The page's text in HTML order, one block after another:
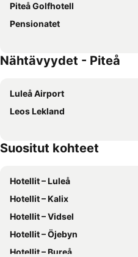
Piteå Golfhotell
Pensionatet
Nähtävyydet - Piteå
Luleå Airport
Leos Lekland
Suositut kohteet
Hotellit – Luleå
Hotellit – Kalix
Hotellit – Vidsel
Hotellit – Öjebyn
Hotellit – Bureå